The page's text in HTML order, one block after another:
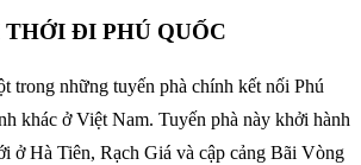
ĐI PHÚ QUỐC
trong những tuyến phà chính kết nối Phú
khác ở Việt Nam. Tuyến phà này khởi hành
ở Hà Tiên, Rạch Giá và cập cảng Bãi Vòng